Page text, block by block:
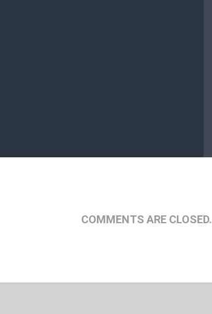
COMMENTS ARE CLOSED.